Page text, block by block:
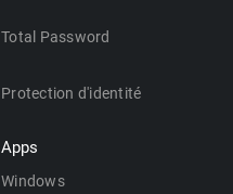
Total Password
Protection d'identité
Apps
Windows